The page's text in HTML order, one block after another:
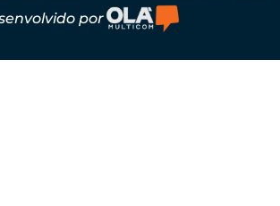
por